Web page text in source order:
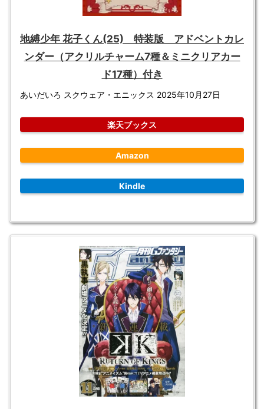
地縛少年 花子くん(25) 特装版 アドベントカレ
ンダー（アクリルチャーム7種＆ミニクリアカー
ド17種）付き
あいだいろ スクウェア・エニックス 2025年10月27日
楽天ブックス
Amazon
Kindle